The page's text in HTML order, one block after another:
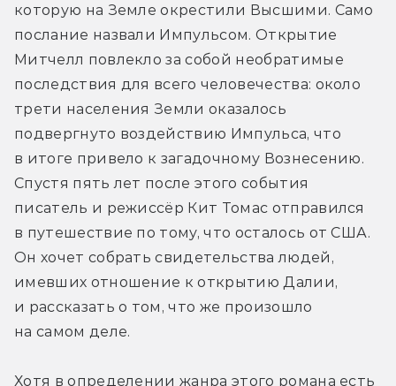
которую на Земле окрестили Высшими. Само
послание назвали Импульсом. Открытие
Митчелл повлекло за собой необратимые
последствия для всего человечества: около
трети населения Земли оказалось
подвергнуто воздействию Импульса, что
в итоге привело к загадочному Вознесению.
Спустя пять лет после этого события
писатель и режиссёр Кит Томас отправился
в путешествие по тому, что осталось от США.
Он хочет собрать свидетельства людей,
имевших отношение к открытию Далии,
и рассказать о том, что же произошло
на самом деле.
Хотя в определении жанра этого романа есть